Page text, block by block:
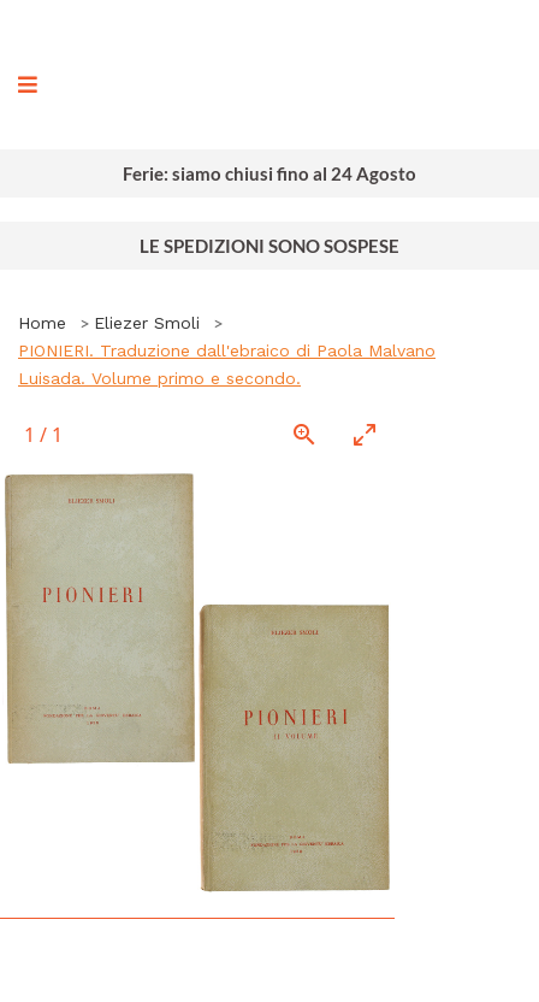
Ferie: siamo chiusi fino al 24 Agosto
LE SPEDIZIONI SONO SOSPESE
Home
Eliezer Smoli
PIONIERI. Traduzione dall'ebraico di Paola Malvano
Luisada. Volume primo e secondo.
1 / 1